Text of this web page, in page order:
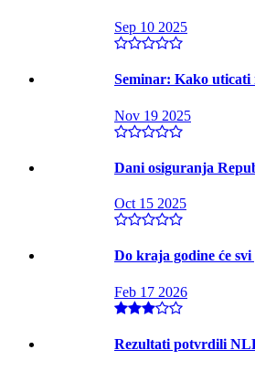
Sep 10 2025
Seminar: Kako uticati
Nov 19 2025
Dani osiguranja
Oct 15 2025
Do kraja godine će svi
Feb 17 2026
Rezultati potvrdili